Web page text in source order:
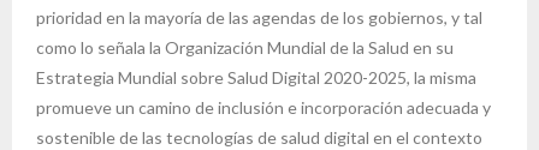
prioridad en la mayoría de las agendas de los gobiernos, y tal
como lo señala la Organización Mundial de la Salud en su
Estrategia Mundial sobre Salud Digital 2020-2025, la misma
promueve un camino de inclusión e incorporación adecuada y
sostenible de las tecnologías de salud digital en el contexto